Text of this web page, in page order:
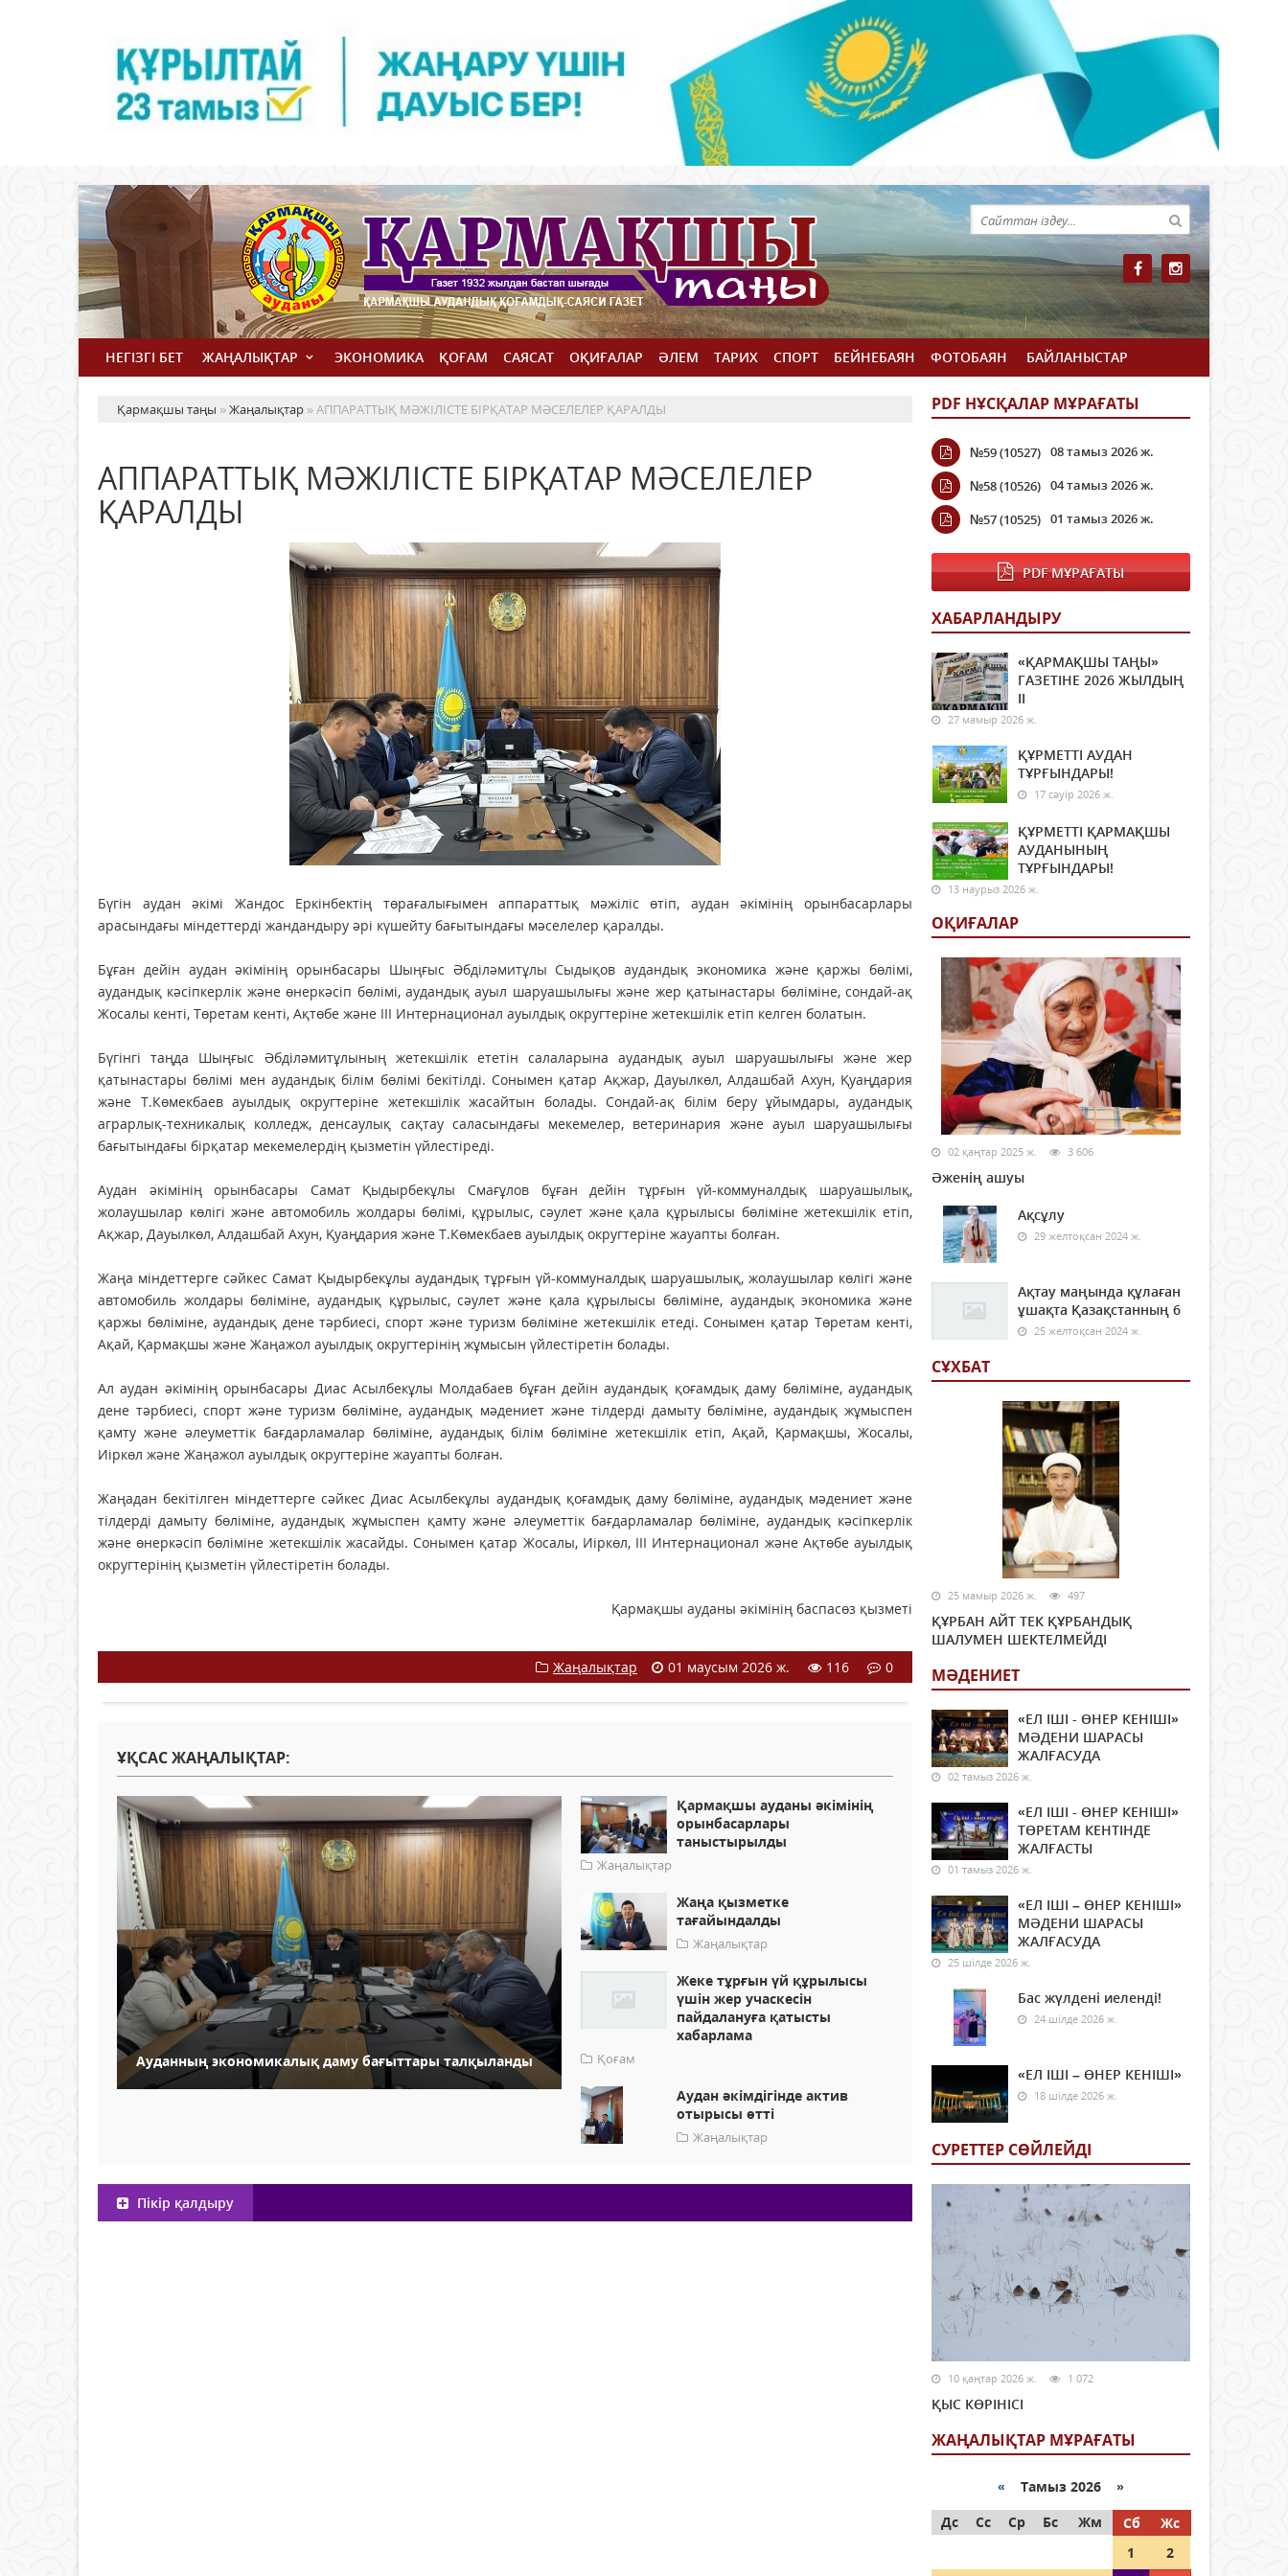
НЕГІЗГІ БЕТ ЖАҢАЛЫҚТАР ЭКОНОМИКА ҚОҒАМ САЯСАТ ОҚИҒАЛАР ӘЛЕМ ТАРИХ СПОРТ БЕЙНЕБАЯН ФОТОБАЯН БАЙЛАНЫСТАР
Қармақшы таңы »Жаңалықтар » АППАРАТТЫҚ МӘЖІЛІСТЕ БІРҚАТАР МӘСЕЛЕЛЕР ҚАРАЛДЫ
АППАРАТТЫҚ МӘЖІЛІСТЕ БІРҚАТАР МӘСЕЛЕЛЕР
ҚАРАЛДЫ
Бүгін аудан әкімі Жандос Еркінбектің төрағалығымен аппараттық мәжіліс өтіп, аудан әкімінің орынбасарлары
арасындағы міндеттерді жандандыру әрі күшейту бағытындағы мәселелер қаралды.
Бұған дейін аудан әкімінің орынбасары Шыңғыс Әбділәмитұлы Сыдықов аудандық экономика және қаржы бөлімі,
аудандық кәсіпкерлік және өнеркәсіп бөлімі, аудандық ауыл шаруашылығы және жер қатынастары бөліміне, сондай-ақ
Жосалы кенті, Төретам кенті, Ақтөбе және ІІІ Интернационал ауылдық округтеріне жетекшілік етіп келген болатын.
Бүгінгі таңда Шыңғыс Әбділәмитұлының жетекшілік ететін салаларына аудандық ауыл шаруашылығы және жер
қатынастары бөлімі мен аудандық білім бөлімі бекітілді. Сонымен қатар Ақжар, Дауылкөл, Алдашбай Ахун, Қуаңдария
және Т.Көмекбаев ауылдық округтеріне жетекшілік жасайтын болады. Сондай-ақ білім беру ұйымдары, аудандық
аграрлық-техникалық колледж, денсаулық сақтау саласындағы мекемелер, ветеринария және ауыл шаруашылығы
бағытындағы бірқатар мекемелердің қызметін үйлестіреді.
Аудан әкімінің орынбасары Самат Қыдырбекұлы Смағұлов бұған дейін тұрғын үй-коммуналдық шаруашылық,
жолаушылар көлігі және автомобиль жолдары бөлімі, құрылыс, сәулет және қала құрылысы бөліміне жетекшілік етіп,
Ақжар, Дауылкөл, Алдашбай Ахун, Қуаңдария және Т.Көмекбаев ауылдық округтеріне жауапты болған.
Жаңа міндеттерге сәйкес Самат Қыдырбекұлы аудандық тұрғын үй-коммуналдық шаруашылық, жолаушылар көлігі және
автомобиль жолдары бөліміне, аудандық құрылыс, сәулет және қала құрылысы бөліміне, аудандық экономика және
қаржы бөліміне, аудандық дене тәрбиесі, спорт және туризм бөліміне жетекшілік етеді. Сонымен қатар Төретам кенті,
Ақай, Қармақшы және Жаңажол ауылдық округтерінің жұмысын үйлестіретін болады.
Ал аудан әкімінің орынбасары Диас Асылбекұлы Молдабаев бұған дейін аудандық қоғамдық даму бөліміне, аудандық
дене тәрбиесі, спорт және туризм бөліміне, аудандық мәдениет және тілдерді дамыту бөліміне, аудандық жұмыспен
қамту және әлеуметтік бағдарламалар бөліміне, аудандық білім бөліміне жетекшілік етіп, Ақай, Қармақшы, Жосалы,
Иіркөл және Жаңажол ауылдық округтеріне жауапты болған.
Жаңадан бекітілген міндеттерге сәйкес Диас Асылбекұлы аудандық қоғамдық даму бөліміне, аудандық мәдениет және
тілдерді дамыту бөліміне, аудандық жұмыспен қамту және әлеуметтік бағдарламалар бөліміне, аудандық кәсіпкерлік
және өнеркәсіп бөліміне жетекшілік жасайды. Сонымен қатар Жосалы, Иіркөл, ІІІ Интернационал және Ақтөбе ауылдық
округтерінің қызметін үйлестіретін болады.
Қармақшы ауданы әкімінің баспасөз қызметі
Жаңалықтар 01 маусым 2026 ж. 116 0
ҰҚСАС ЖАҢАЛЫҚТАР:
Ауданның экономикалық даму бағыттары талқыланды
Қармақшы ауданы әкімінің
орынбасарлары
таныстырылды
Жаңалықтар
Жаңа қызметке
тағайындалды
Жаңалықтар
Жеке тұрғын үй құрылысы
үшін жер учаскесін
пайдалануға қатысты
хабарлама
Қоғам
Аудан әкімдігінде актив
отырысы өтті
Жаңалықтар
Пікір қалдыру
PDF НҰСҚАЛАР МҰРАҒАТЫ
№59 (10527) 08 тамыз 2026 ж.
№58 (10526) 04 тамыз 2026 ж.
№57 (10525) 01 тамыз 2026 ж.
PDF МҰРАҒАТЫ
ХАБАРЛАНДЫРУ
«ҚАРМАҚШЫ ТАҢЫ»
ГАЗЕТІНЕ 2026 ЖЫЛДЫҢ
ІI
27 мамыр 2026 ж.
ҚҰРМЕТТІ АУДАН
ТҰРҒЫНДАРЫ!
17 сәуір 2026 ж.
ҚҰРМЕТТІ ҚАРМАҚШЫ
АУДАНЫНЫҢ
ТҰРҒЫНДАРЫ!
13 наурыз 2026 ж.
ОҚИҒАЛАР
02 қаңтар 2025 ж. 3 606
Әженің ашуы
Ақсұлу
29 желтоқсан 2024 ж.
Ақтау маңында құлаған
ұшақта Қазақстанның 6
25 желтоқсан 2024 ж.
СҰХБАТ
25 мамыр 2026 ж. 497
ҚҰРБАН АЙТ ТЕК ҚҰРБАНДЫҚ
ШАЛУМЕН ШЕКТЕЛМЕЙДІ
МӘДЕНИЕТ
«ЕЛ ІШІ - ӨНЕР КЕНІШІ»
МӘДЕНИ ШАРАСЫ
ЖАЛҒАСУДА
02 тамыз 2026 ж.
«ЕЛ ІШІ - ӨНЕР КЕНІШІ»
ТӨРЕТАМ КЕНТІНДЕ
ЖАЛҒАСТЫ
01 тамыз 2026 ж.
«ЕЛ ІШІ – ӨНЕР КЕНІШІ»
МӘДЕНИ ШАРАСЫ
ЖАЛҒАСУДА
25 шілде 2026 ж.
Бас жүлдені иеленді!
24 шілде 2026 ж.
«ЕЛ ІШІ – ӨНЕР КЕНІШІ»
18 шілде 2026 ж.
СУРЕТТЕР СӨЙЛЕЙДI
10 қаңтар 2026 ж. 1 072
ҚЫС КӨРІНІСІ
ЖАҢАЛЫҚТАР МҰРАҒАТЫ
« Тамыз 2026 »
Дс
Сс Ср Бс Жм Сб
Жс
1
2